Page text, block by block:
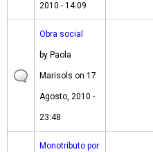
2010 - 14:09
Obra social
by Paola
Marisols on 17
Agosto, 2010 -
23:48
Monotributo por